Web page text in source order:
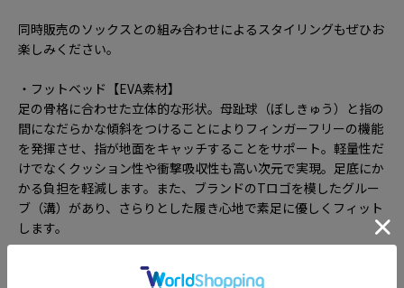
同時販売のソックスとの組み合わせによるスタイリングもぜひお
楽しみください。
・フットベッド【EVA素材】
足の骨格に合わせた立体的な形状。母趾球（ぼしきゅう）と指の
間になだらかな傾斜をつけることによりフィンガーフリーの機能
を発揮させ、指が地面をキャッチすることをサポート。軽量性だ
けでなくクッション性や衝撃吸収性も高い次元で実現。足底にか
かる負担を軽減します。また、ブランドのTロゴを模したグルー
ブ（溝）があり、さらりとした履き心地で素足に優しくフィット
します。
・ミッドソール【EVA素材】